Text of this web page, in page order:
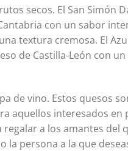
secos. El San Simón
con un sabor
textura cremosa. El
de Castilla-León con
de vino. Estos quesos
aquellos interesados en
a los amantes del
la persona a la que